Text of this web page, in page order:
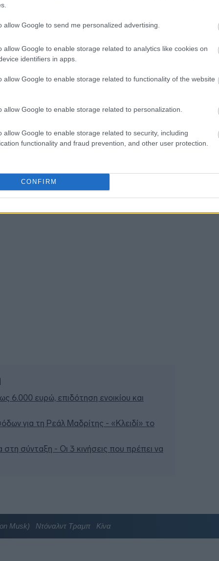
allow Google to send me personalized advertising.
allow Google to enable storage related to analytics like cookies on
identifiers in apps.
allow Google to enable storage related to functionality of the website
allow Google to enable storage related to personalization.
allow Google to enable storage related to security, including
functionality and fraud prevention, and other user protection.
CONFIRM
ο CEO της Nvidia, Τζένσεν Χουάνγκ.
για την Nvidia, η οποία επιδιώκει να
τεχνητής νοημοσύνης της, μία αγορά
να φτάσει τα 50 δισ. δολάρια σε
6.000 ευρώ, επιδότηση ενοικίου και
για τη Ρεάλ Μαδρίτης - «Κλειδί» το
σύνταξη - Οι 3 κινήσεις που πρέπει να
Musk) Ντόναλντ Τραμπ Κίνα